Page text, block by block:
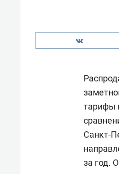
тарифы
Санкт-
за год.